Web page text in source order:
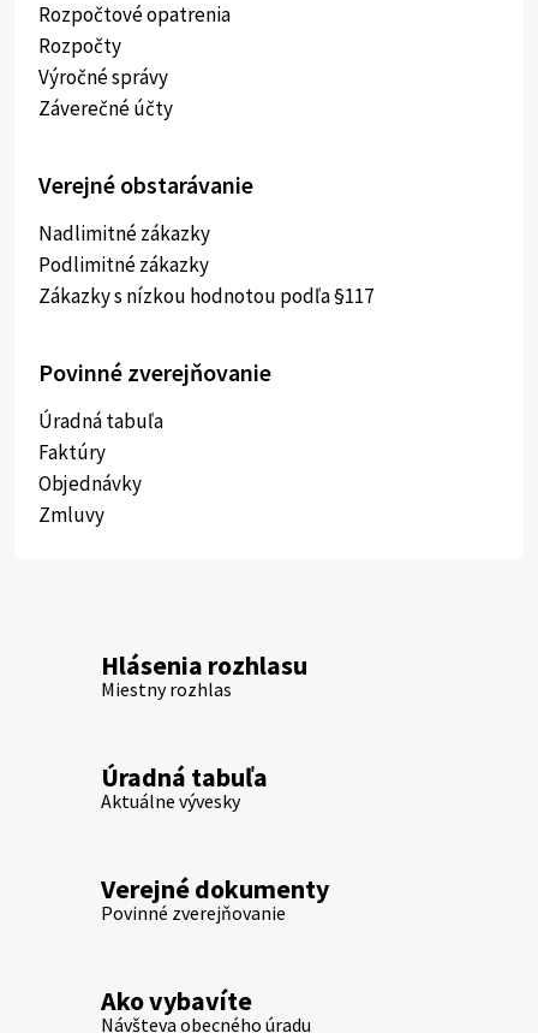
Rozpočtové opatrenia
Rozpočty
Výročné správy
Záverečné účty
Verejné obstarávanie
Nadlimitné zákazky
Podlimitné zákazky
Zákazky s nízkou hodnotou podľa §117
Povinné zverejňovanie
Úradná tabuľa
Faktúry
Objednávky
Zmluvy
Hlásenia rozhlasu
Miestny rozhlas
Úradná tabuľa
Aktuálne vývesky
Verejné dokumenty
Povinné zverejňovanie
Ako vybavíte
Návšteva obecného úradu